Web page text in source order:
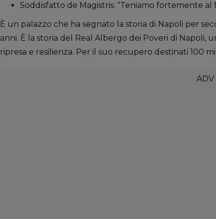
Soddisfatto de Magistris: “Teniamo fortemente
È un palazzo che ha segnato la storia di Napoli per
anni. È la storia del Real Albergo dei Poveri di Napoli,
ripresa e resilienza. Per il suo recupero destinati 100